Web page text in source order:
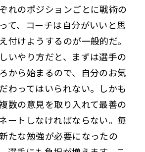
れのポジションごとに戦術の
て、コーチは自分がいいと思
付けようするのが一般的だ。
いやり方だと、まずは選手の
から始まるので、自分のお気
わってはいられない。しかも
数の意見を取り入れて最善の
ートしなければならない。毎
たな勉強が必要になったの